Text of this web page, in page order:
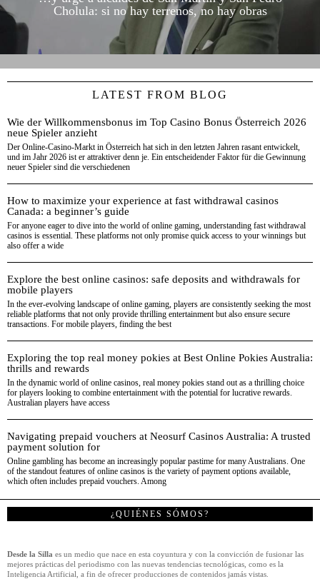
Cholula: si no hay terrenos, no hay obras
LATEST FROM BLOG
Wie der Willkommensbonus im Top Casino Bonus Österreich 2026
neue Spieler anzieht
Der Online-Casino-Markt in Österreich hat sich in den letzten Jahren rasant entwickelt,
und im Jahr 2026 ist er attraktiver denn je. Ein entscheidender Faktor für die Gewinnung
neuer Spieler sind die verschiedenen
How to maximize your experience at fast withdrawal casinos
Canada: a beginner’s guide
For anyone eager to dive into the world of online gaming, understanding fast withdrawal
casinos is essential. These platforms not only promise quick access to your winnings but
also offer a wide
Explore the best online casinos: safe deposits and withdrawals for
mobile players
In the ever-evolving landscape of online gaming, players are consistently seeking the most
reliable platforms that not only provide thrilling entertainment but also ensure secure
transactions. For mobile players, finding the best
Exploring the top real money pokies at Best Online Pokies Australia:
thrills and rewards
In the dynamic world of online casinos, real money pokies stand out as a thrilling choice
for players looking to combine entertainment with the potential for lucrative rewards.
Australian players have access
Navigating prepaid vouchers at Neosurf Casinos Australia: A trusted
payment solution for
Online gambling has become an increasingly popular pastime for many Australians. One
of the standout features of online casinos is the variety of payment options available,
which often includes prepaid vouchers. Among
¿QUIÉNES SÓMOS?
Desde la Silla es un medio que nace en esta coyuntura y con la convicción de fusionar las
mejores prácticas del periodismo con las nuevas tendencias tecnológicas, como es la
Inteligencia Artificial, a fin de ofrecer producciones de contenidos jamás vistas.